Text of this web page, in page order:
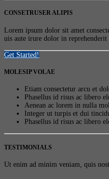
CONSETRUSER ALIPIS
Lorem ipsum dolor sit amet
uis aute irure dolor in
Get Started!
MOLESIP VOLAE
Etiam consectetur arcu et
Phasellus id risus ac libero
Aenean ac lorem in nulla
Integer ut turpis et dui
Phasellus id risus ac libero
TESTIMONIALS
Ut enim ad minim veniam, quis